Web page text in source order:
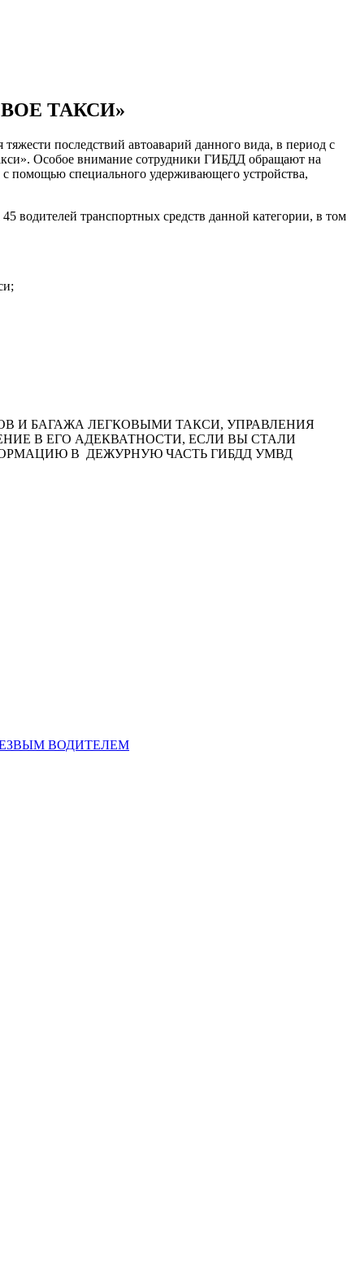
ТАКСИ»
последствий автоаварий данного вида, в период с
Особое внимание сотрудники ГИБДД обращают на
помощью специального удерживающего устройства,
водителей транспортных средств данной категории, в том
И БАГАЖА ЛЕГКОВЫМИ ТАКСИ, УПРАВЛЕНИЯ
В ЕГО АДЕКВАТНОСТИ, ЕСЛИ ВЫ СТАЛИ
В ДЕЖУРНУЮ ЧАСТЬ ГИБДД УМВД
ВОДИТЕЛЕМ